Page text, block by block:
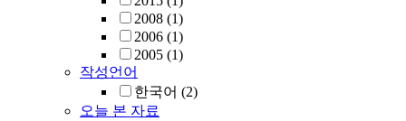
2008 (1)
2006 (1)
2005 (1)
작성언어
한국어 (2)
오늘 본 자료